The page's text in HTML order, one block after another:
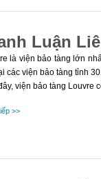
Luận
là viện bảo tàng lớn
các viện bảo tàng tỉnh
viện bảo tàng Louvre
>>